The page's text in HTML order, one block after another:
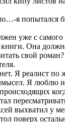
я попытался
уже с самого
Она
свой
Я реалист по
Я люблю
выхватил у
поверх